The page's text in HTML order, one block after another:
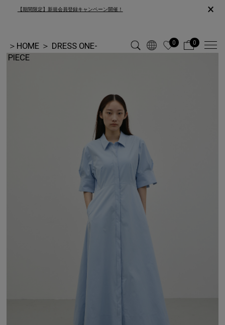
【期間限定】新規会員登録キャンペーン開催！ ×
＞ HOME ＞ DRESS ONE-
PIECE
0 0